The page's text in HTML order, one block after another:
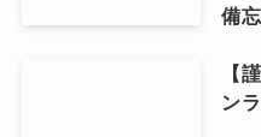
備
【
ン